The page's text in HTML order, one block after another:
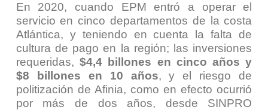
En 2020, cuando EPM entró a operar el
servicio en cinco departamentos de la costa
Atlántica, y teniendo en cuenta la falta de
cultura de pago en la región; las inversiones
requeridas, $4,4 billones en cinco años y
$8 billones en 10 años, y el riesgo de
politización de Afinia, como en efecto ocurrió
por más de dos años, desde SINPRO